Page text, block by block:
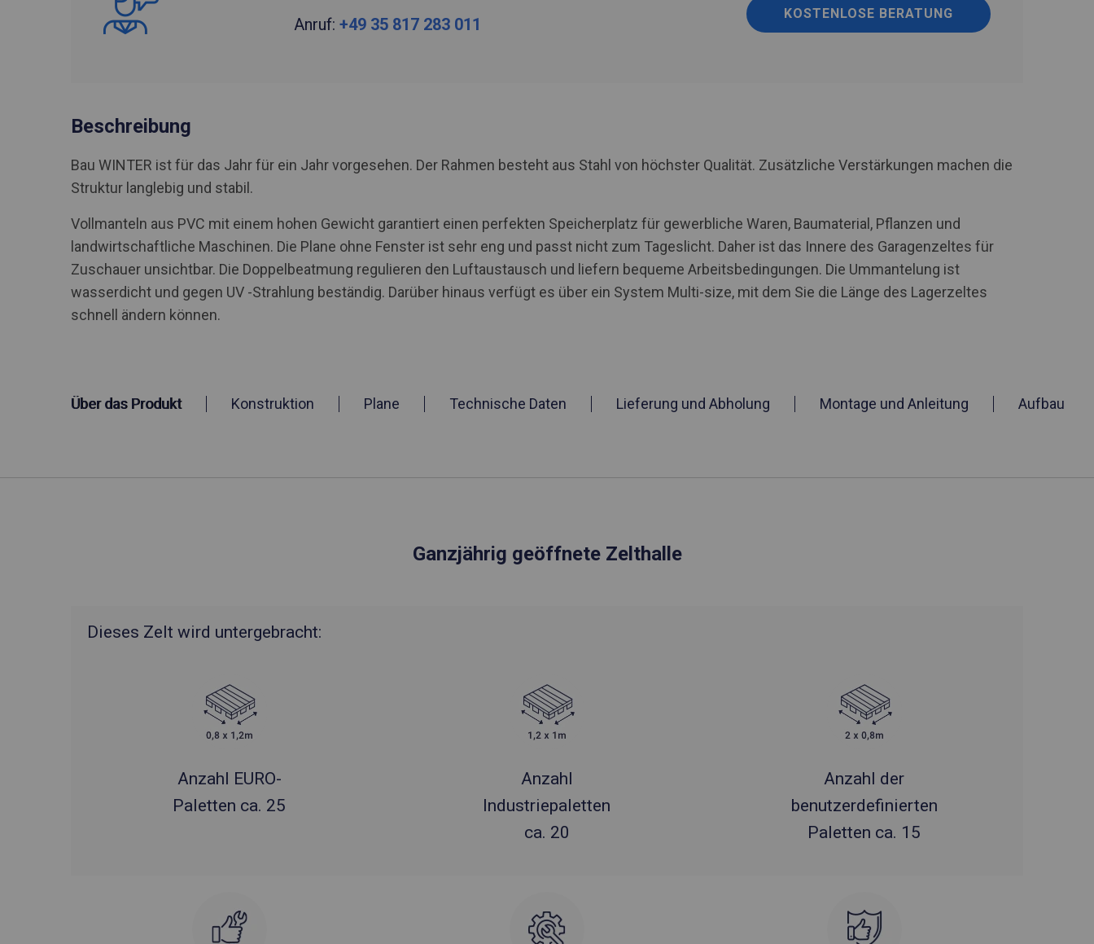
Anruf: +49 35 817 283 011
KOSTENLOSE BERATUNG
Beschreibung
Bau WINTER ist für das Jahr für ein Jahr vorgesehen. Der Rahmen besteht aus Stahl von höchster Qualität. Zusätzliche Verstärkungen machen die
Struktur langlebig und stabil.
Vollmanteln aus PVC mit einem hohen Gewicht garantiert einen perfekten Speicherplatz für gewerbliche Waren, Baumaterial, Pflanzen und
landwirtschaftliche Maschinen. Die Plane ohne Fenster ist sehr eng und passt nicht zum Tageslicht. Daher ist das Innere des Garagenzeltes für
Zuschauer unsichtbar. Die Doppelbeatmung regulieren den Luftaustausch und liefern bequeme Arbeitsbedingungen. Die Ummantelung ist
wasserdicht und gegen UV -Strahlung beständig. Darüber hinaus verfügt es über ein System Multi-size, mit dem Sie die Länge des Lagerzeltes
schnell ändern können.
Über das Produkt Konstruktion Plane Technische Daten Lieferung und Abholung Montage und Anleitung Aufbau
Ganzjährig geöffnete Zelthalle
Dieses Zelt wird untergebracht:
Anzahl EURO-
Paletten ca. 25
Anzahl
Industriepaletten
ca. 20
Anzahl der
benutzerdefinierten
Paletten ca. 15